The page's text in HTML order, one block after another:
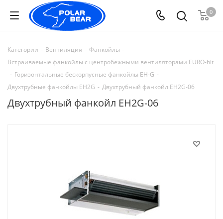
0
Категории - Вентиляция - Фанкойлы -
Встраиваемые фанкойлы с центробежными вентиляторами EURO-hit
- Горизонтальные бескорпусные фанкойлы EH-G -
Двухтрубные фанкойлы EH2G - Двухтрубный фанкойл EH2G-06
Двухтрубный фанкойл EH2G-06